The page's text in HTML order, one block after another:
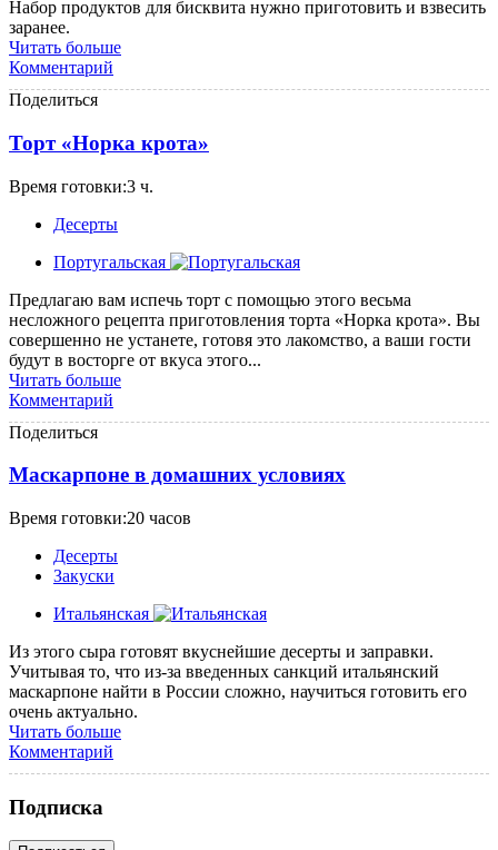
Набор продуктов для бисквита нужно приготовить и взвесить
заранее.
Читать больше
Комментарий
Поделиться
Торт «Норка крота»
Время готовки:3 ч.
Десерты
Португальская
Предлагаю вам испечь торт с помощью этого весьма
несложного рецепта приготовления торта «Норка крота». Вы
совершенно не устанете, готовя это лакомство, а ваши гости
будут в восторге от вкуса этого...
Читать больше
Комментарий
Поделиться
Маскарпоне в домашних условиях
Время готовки:20 часов
Десерты
Закуски
Итальянская
Из этого сыра готовят вкуснейшие десерты и заправки.
Учитывая то, что из-за введенных санкций итальянский
маскарпоне найти в России сложно, научиться готовить его
очень актуально.
Читать больше
Комментарий
Подписка